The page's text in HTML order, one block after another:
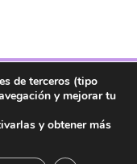
RSS
Linkedin
de terceros (tipo
y mejorar tu
y obtener más